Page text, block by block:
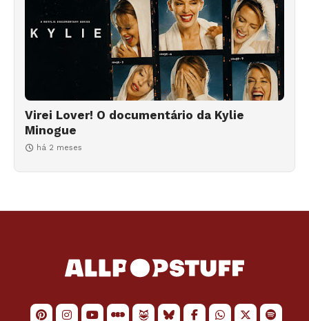
Virei Lover! O documentário da Kylie
Minogue
há 2 meses